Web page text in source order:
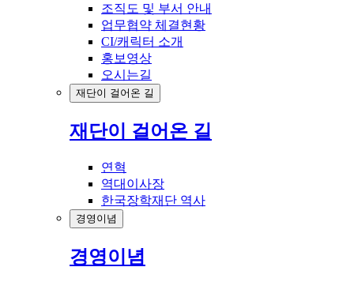
조직도 및 부서 안내
업무협약 체결현황
CI/캐릭터 소개
홍보영상
오시는길
재단이 걸어온 길
재단이 걸어온 길
연혁
역대이사장
한국장학재단 역사
경영이념
경영이념